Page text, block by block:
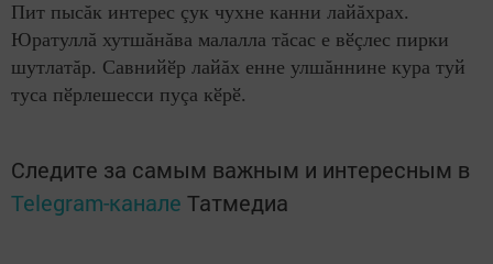
Пит пысăк интерес çук чухне канни лайăхрах.
Юратуллă хутшăнăва малалла тăсас е вӗçлес пирки
шутлатăр. Савнийӗр лайăх енне улшăннине кура туй
туса пӗрлешесси пуçа кӗрӗ.
Следите за самым важным и интересным в
Telegram-канале Татмедиа